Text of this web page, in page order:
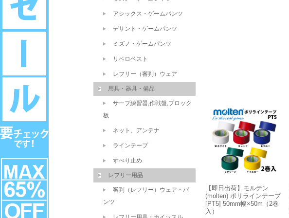
【即日出荷】モルテン
(molten) ポリラインテープ
[PT5] 50mm幅×50m（2巻
入）
アシックス・ゲームパンツ
デサント・ゲームパンツ
ミズノ・ゲームパンツ
リベロベスト
レフリー（審判）ウェア
用具・器具・備品
サーブ練習器,作戦盤,ブロック
板
ネット、アンテナ
ラインテープ
すべり止め
レフリー用品
審判（レフリー）ウェア・パ
ンツ